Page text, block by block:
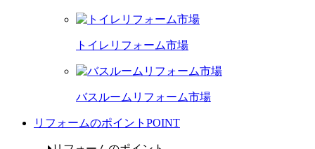
トイレリフォーム市場
バスルームリフォーム市場
リフォームのポイント POINT